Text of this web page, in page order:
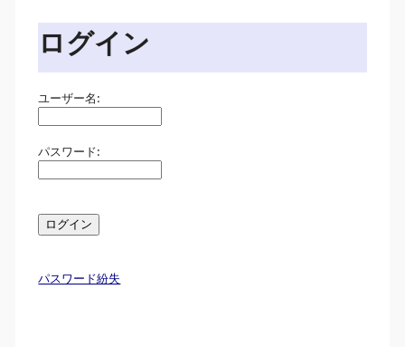
ログイン
ユーザー名:
パスワード:
パスワード紛失